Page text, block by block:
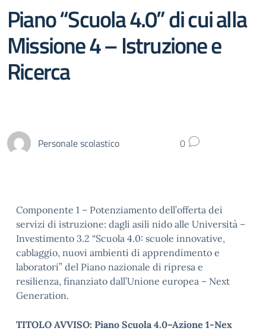
Piano “Scuola 4.0” di cui alla
Missione 4 – Istruzione e
Ricerca
Personale scolastico 0
Componente 1 – Potenziamento dell’offerta dei
servizi di istruzione: dagli asili nido alle Università –
Investimento 3.2 “Scuola 4.0: scuole innovative,
cablaggio, nuovi ambienti di apprendimento e
laboratori” del Piano nazionale di ripresa e
resilienza, finanziato dall’Unione europea – Next
Generation.
TITOLO AVVISO: Piano Scuola 4.0–Azione 1-Nex